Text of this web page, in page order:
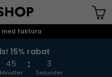
tilføjet til din
faktura
15% rabat
45
Minutter
3
Sekunder